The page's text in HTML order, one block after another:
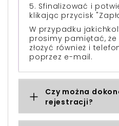
5. Sfinalizować i
klikając przycisk
W przypadku
prosimy pamiętać,
złożyć również i
poprzez e-mail.
Czy można
rejestracji?